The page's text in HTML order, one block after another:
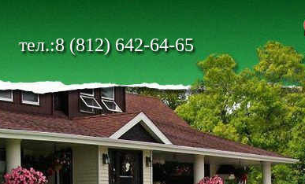
тел.:8 (812) 642-64-65